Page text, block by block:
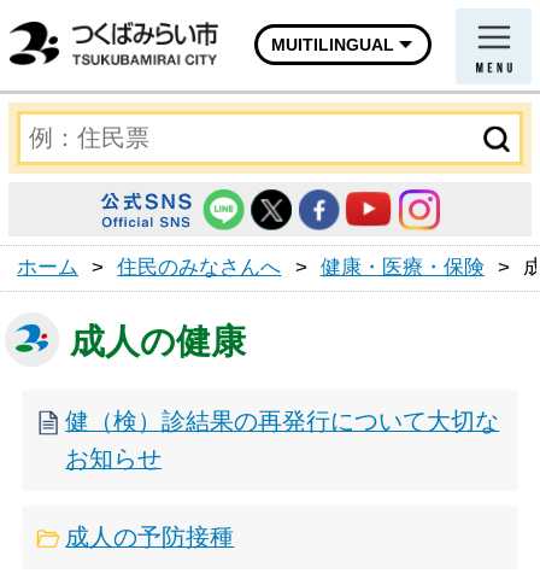
MUITILINGUAL
ホーム > 住民のみなさんへ > 健康・医療・保険 >
成人の健康
健（検）診結果の再発行について大切な
お知らせ
成人の予防接種